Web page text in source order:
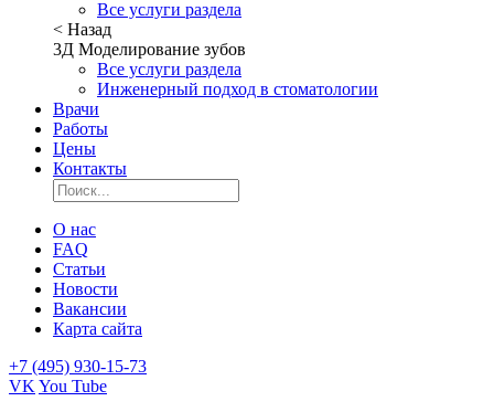
Все услуги раздела
< Назад
3Д Моделирование зубов
Все услуги раздела
Инженерный подход в стоматологии
Врачи
Работы
Цены
Контакты
О нас
FAQ
Статьи
Новости
Вакансии
Карта сайта
+7 (495) 930-15-73
VK You Tube